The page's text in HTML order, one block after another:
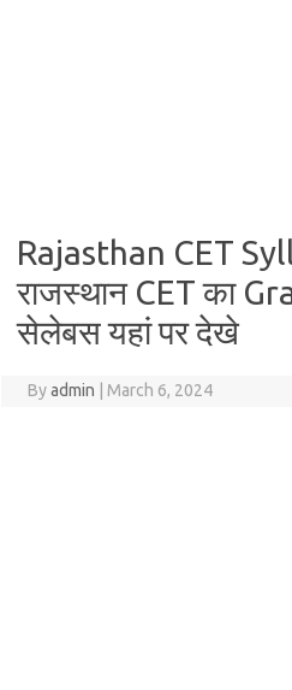
Rajasthan CET
राजस्थान CET का
सेलेबस यहां पर देखे
Byadmin March 6, 2024